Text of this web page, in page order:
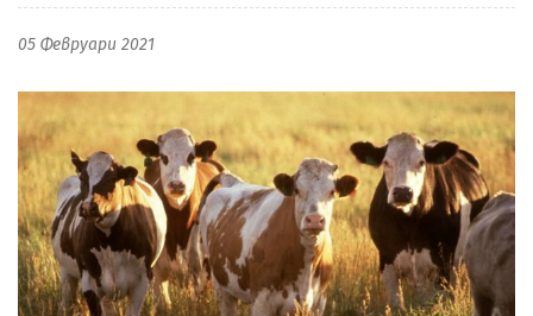
05 Февруари 2021